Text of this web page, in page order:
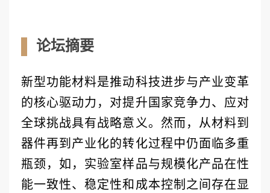
论坛摘要
新型功能材料是推动科技进步与产业变革
的核心驱动力，对提升国家竞争力、应对
全球挑战具有战略意义。然而，从材料到
器件再到产业化的转化过程中仍面临多重
瓶颈，如，实验室样品与规模化产品在性
能一致性、稳定性和成本控制之间存在显